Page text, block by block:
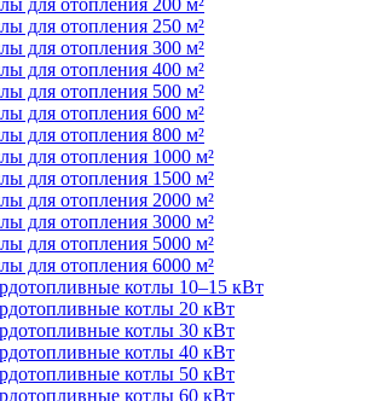
для отопления 200 м²
для отопления 250 м²
для отопления 300 м²
для отопления 400 м²
для отопления 500 м²
для отопления 600 м²
для отопления 800 м²
для отопления 1000 м²
для отопления 1500 м²
для отопления 2000 м²
для отопления 3000 м²
для отопления 5000 м²
для отопления 6000 м²
котлы 10–15 кВт
котлы 20 кВт
котлы 30 кВт
котлы 40 кВт
котлы 50 кВт
котлы 60 кВт